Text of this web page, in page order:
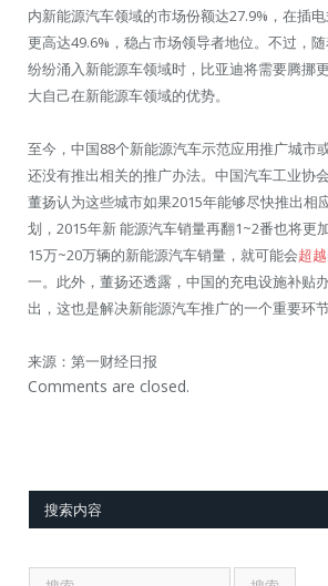
内新能源汽车领域的市场份额达27.9%，在插
更高达49.6%，稳占市场领导者地位。不过，
纷纷涌入新能源车领域时，比亚迪将需要腾挪
大自己在新能源车领域的优势。
至今，中国88个新能源汽车示范应用推广城市
还没有推出相关的推广办法。中国汽车工业协
董扬认为这些城市如果2015年能够尽快推出相
划，2015年新 能源汽车销量再翻1~2番也将更
15万~20万辆的新能源汽车销量，就可能会超越
一。此外，董扬还透露，中国的充电设施补贴
出，这也是解决新能源汽车推广的一个重要环节
来源：第一财经日报
Comments are closed.
搜索内容